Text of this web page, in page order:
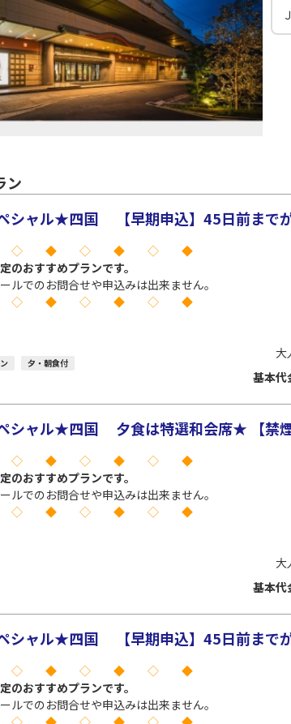
ン
シャル★四国 【早期申込】45日前まで
◇ ◆ ◇ ◆ ◇ ◆
のおすすめプランです。
ルでのお問合せや申込みは出来ません。
◇ ◆ ◇ ◆ ◇ ◆
夕・朝食付
大
基本代
シャル★四国 夕食は特選和会席★ 【禁
◇ ◆ ◇ ◆ ◇ ◆
のおすすめプランです。
ルでのお問合せや申込みは出来ません。
◇ ◆ ◇ ◆ ◇ ◆
大
基本代
シャル★四国 【早期申込】45日前まで
◇ ◆ ◇ ◆ ◇ ◆
のおすすめプランです。
ルでのお問合せや申込みは出来ません。